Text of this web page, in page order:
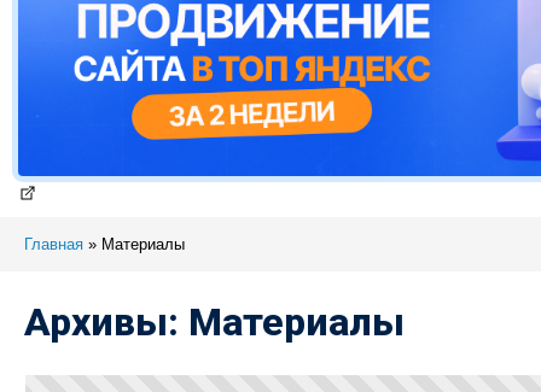
Главная » Материалы
Архивы: Материалы